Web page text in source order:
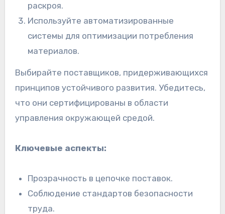
раскроя.
Используйте автоматизированные
системы для оптимизации потребления
материалов.
Выбирайте поставщиков, придерживающихся
принципов устойчивого развития. Убедитесь,
что они сертифицированы в области
управления окружающей средой.
Ключевые аспекты:
Прозрачность в цепочке поставок.
Соблюдение стандартов безопасности
труда.